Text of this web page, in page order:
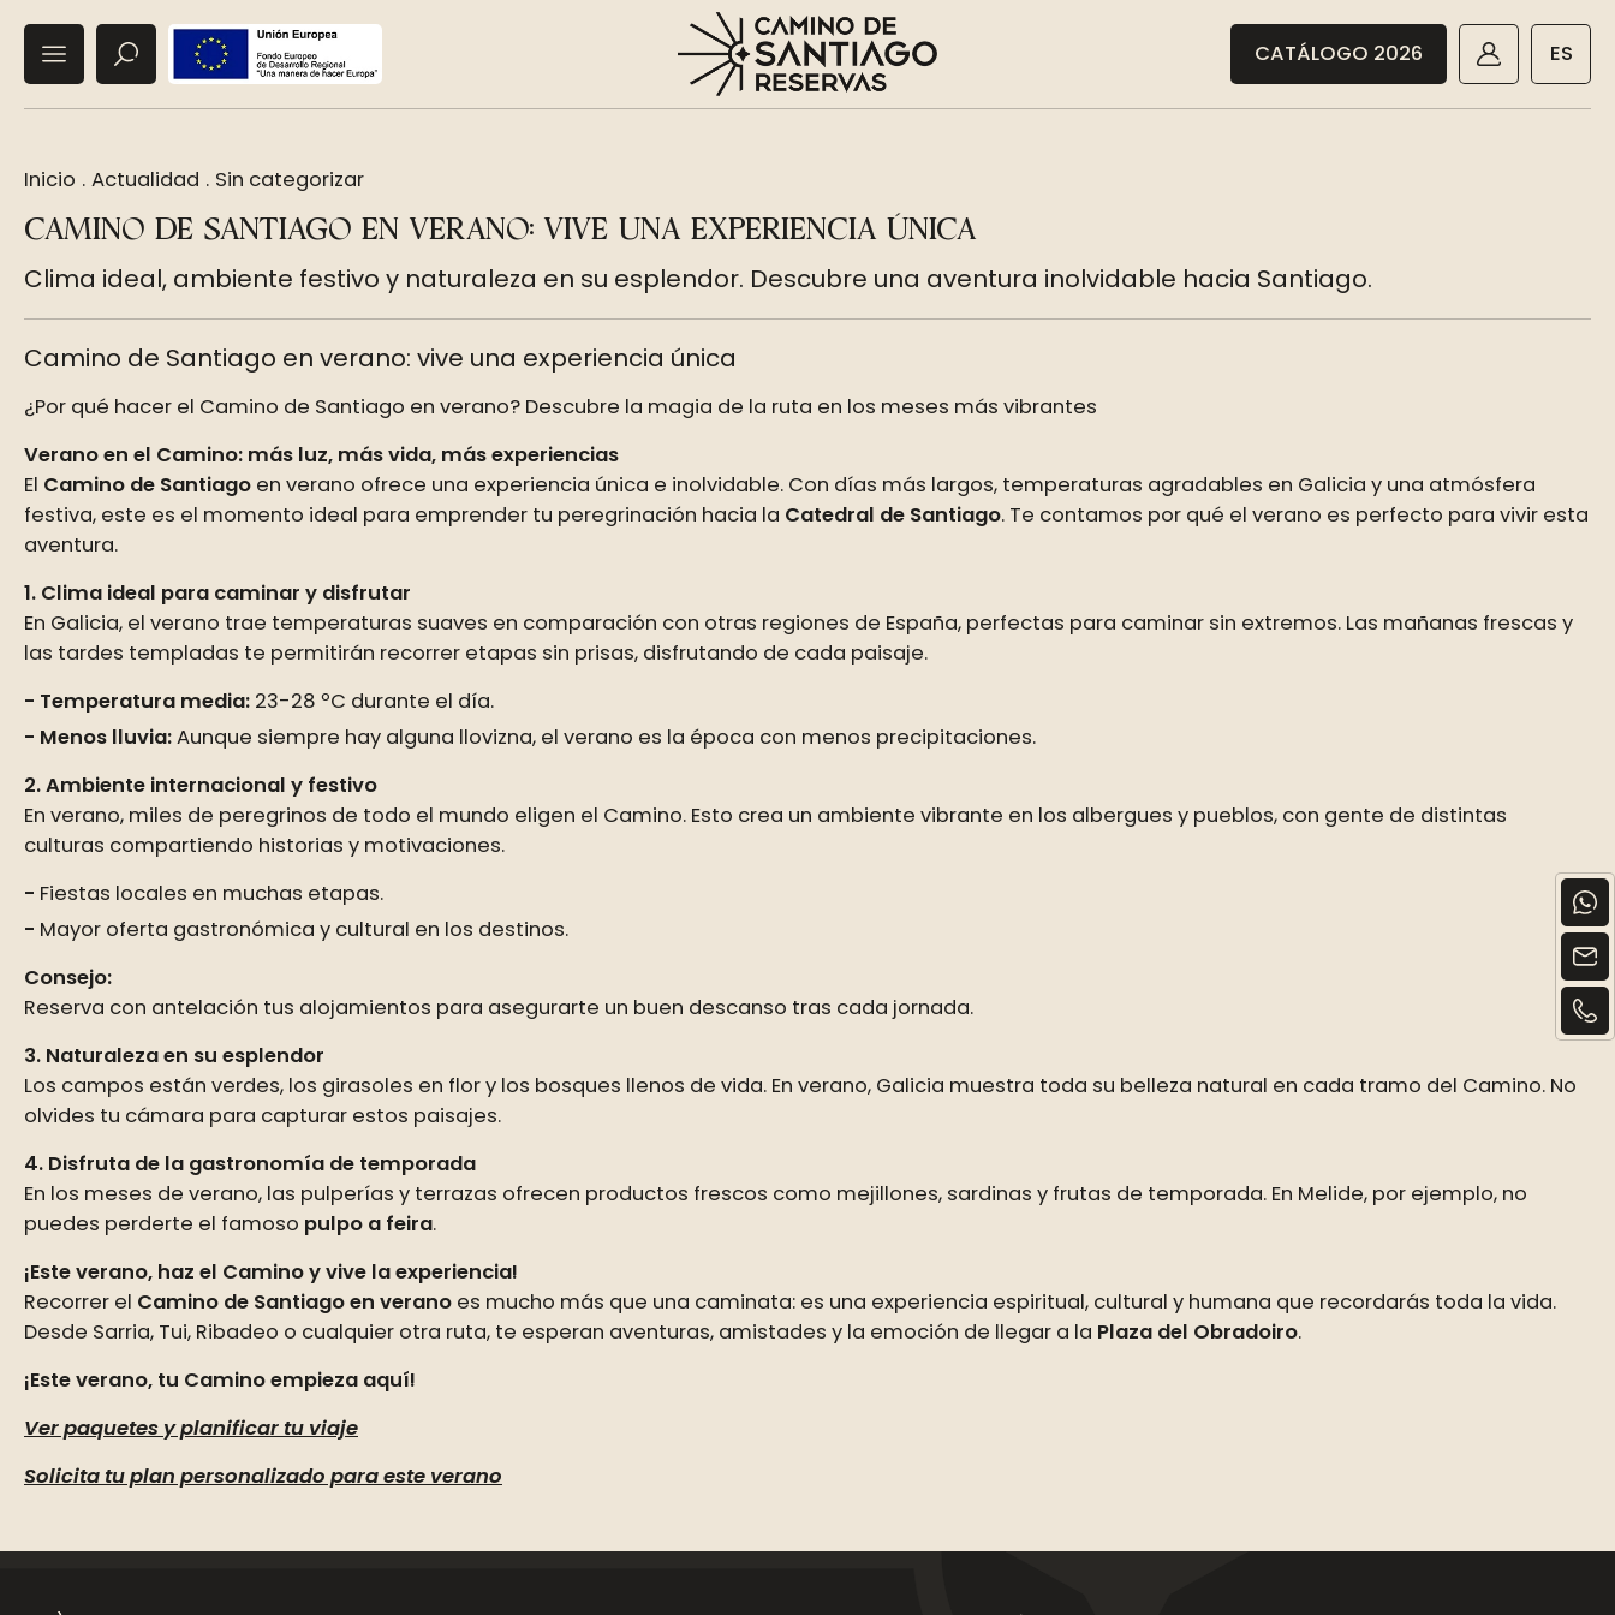
CATÁLOGO 2026 ES
Inicio . Actualidad . Sin categorizar
CAMINO DE SANTIAGO EN VERANO: VIVE UNA EXPERIENCIA ÚNICA
Clima ideal, ambiente festivo y naturaleza en su esplendor. Descubre una aventura inolvidable hacia Santiago.
Camino de Santiago en verano: vive una experiencia única
¿Por qué hacer el Camino de Santiago en verano? Descubre la magia de la ruta en los meses más vibrantes
Verano en el Camino: más luz, más vida, más experiencias
El Camino de Santiago en verano ofrece una experiencia única e inolvidable. Con días más largos, temperaturas agradables en Galicia y una atmósfera
festiva, este es el momento ideal para emprender tu peregrinación hacia la Catedral de Santiago. Te contamos por qué el verano es perfecto para vivir esta
aventura.
1. Clima ideal para caminar y disfrutar
En Galicia, el verano trae temperaturas suaves en comparación con otras regiones de España, perfectas para caminar sin extremos. Las mañanas frescas y
las tardes templadas te permitirán recorrer etapas sin prisas, disfrutando de cada paisaje.
Temperatura media: 23-28 ºC durante el día.
Menos lluvia:Aunque siempre hay alguna llovizna, el verano es la época con menos precipitaciones.
2. Ambiente internacional y festivo
En verano, miles de peregrinos de todo el mundo eligen el Camino. Esto crea un ambiente vibrante en los albergues y pueblos, con gente de distintas
culturas compartiendo historias y motivaciones.
Fiestas locales en muchas etapas.
Mayor oferta gastronómica y cultural en los destinos.
Consejo:
Reserva con antelación tus alojamientos para asegurarte un buen descanso tras cada jornada.
3. Naturaleza en su esplendor
Los campos están verdes, los girasoles en flor y los bosques llenos de vida. En verano, Galicia muestra toda su belleza natural en cada tramo del Camino. No
olvides tu cámara para capturar estos paisajes.
4. Disfruta de la gastronomía de temporada
En los meses de verano, las pulperías y terrazas ofrecen productos frescos como mejillones, sardinas y frutas de temporada. En Melide, por ejemplo, no
puedes perderte el famoso pulpo a feira.
¡Este verano, haz el Camino y vive la experiencia!
Recorrer el Camino de Santiago en verano es mucho más que una caminata: es una experiencia espiritual, cultural y humana que recordarás toda la vida.
Desde Sarria, Tui, Ribadeo o cualquier otra ruta, te esperan aventuras, amistades y la emoción de llegar a la Plaza del Obradoiro.
¡Este verano, tu Camino empieza aquí!
Ver paquetes y planificar tu viaje
Solicita tu plan personalizado para este verano